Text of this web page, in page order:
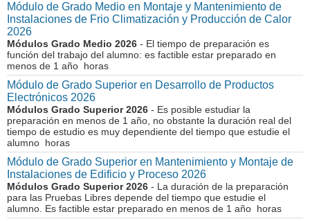
Módulo de Grado Medio en Montaje y Mantenimiento de
Instalaciones de Frio Climatización y Producción de Calor
2026
Módulos Grado Medio 2026 - El tiempo de preparación es
función del trabajo del alumno: es factible estar preparado en
menos de 1 año horas
Módulo de Grado Superior en Desarrollo de Productos
Electrónicos 2026
Módulos Grado Superior 2026 - Es posible estudiar la
preparación en menos de 1 año, no obstante la duración real del
tiempo de estudio es muy dependiente del tiempo que estudie el
alumno horas
Módulo de Grado Superior en Mantenimiento y Montaje de
Instalaciones de Edificio y Proceso 2026
Módulos Grado Superior 2026 - La duración de la preparación
para las Pruebas Libres depende del tiempo que estudie el
alumno. Es factible estar preparado en menos de 1 año horas